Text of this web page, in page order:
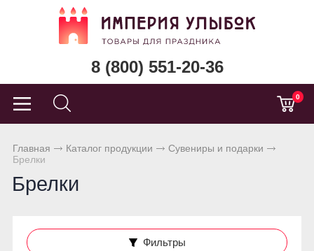
8 (800) 551-20-36
0
Главная Каталог продукции
Сувениры и подарки
Брелки
Брелки
Фильтры